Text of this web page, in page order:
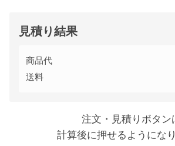
見積り結果
商品代
送料
注文・見積りボタン
計算後に押せるようになり